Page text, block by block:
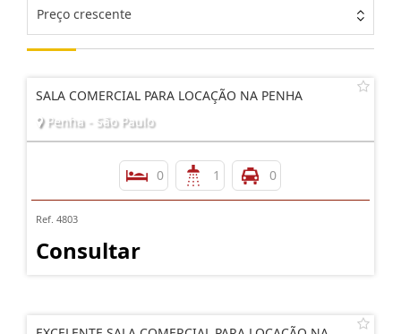
Preço crescente
SALA COMERCIAL PARA LOCAÇÃO NA PENHA
Penha - São Paulo
0 1 0
Ref. 4803
Consultar